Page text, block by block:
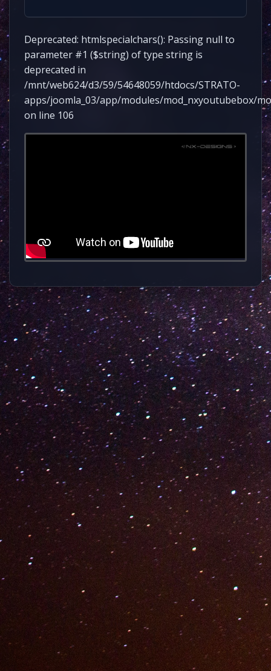
Deprecated: htmlspecialchars(): Passing null to
parameter #1 ($string) of type string is
deprecated in
/mnt/web624/d3/59/54648059/htdocs/STRATO-
apps/joomla_03/app/modules/mod_nxyoutubebox/
on line 106